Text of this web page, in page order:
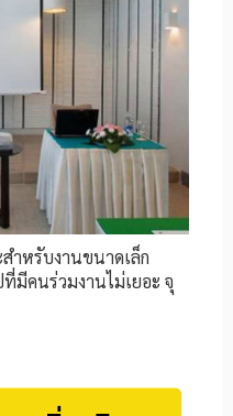
ำหรับงานขนาดเล็ก
มีคนร่วมงานไม่เยอะ จุ